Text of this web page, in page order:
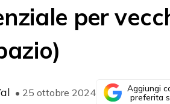
per
• 25 ottobre 2024
Aggiungi
preferita